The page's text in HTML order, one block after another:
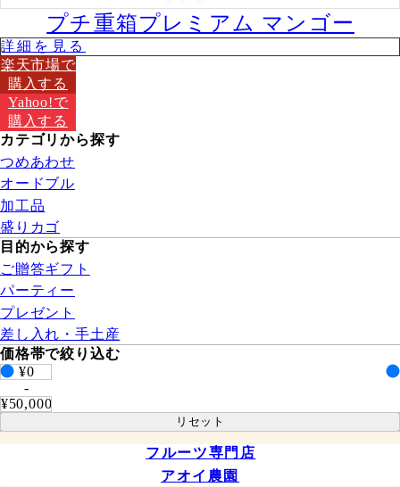
プチ重箱プレミアム マンゴー
詳細を⾒る
楽天市場で
購⼊する
Yahoo!で
購⼊する
カテゴリから探す
つめあわせ
オードブル
加工品
盛りカゴ
⽬的から探す
ご贈答ギフト
パーティー
プレゼント
差し入れ・手土産
価格帯で絞り込む
¥0
-
¥50,000
リセット
フルーツ専門店
アオイ農園